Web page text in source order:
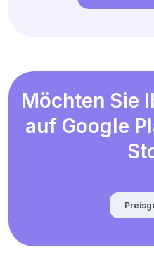
Möchten Sie
auf Google